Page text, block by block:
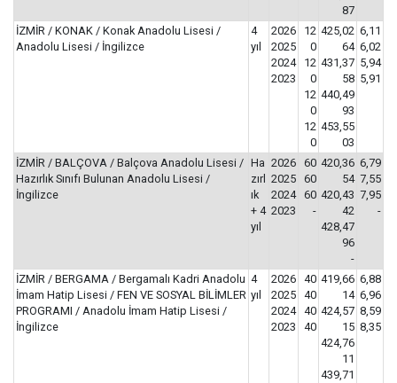
87
İZMİR / KONAK / Konak Anadolu Lisesi /
Anadolu Lisesi / İngilizce
4
yıl
2026
2025
2024
2023
12
0
12
0
12
0
12
0
425,02
64
431,37
58
440,49
93
453,55
03
6,11
6,02
5,94
5,91
İZMİR / BALÇOVA / Balçova Anadolu Lisesi /
Hazırlık Sınıfı Bulunan Anadolu Lisesi /
İngilizce
Ha
zırl
ık
+ 4
yıl
2026
2025
2024
2023
60
60
60
-
420,36
54
420,43
42
428,47
96
-
6,79
7,55
7,95
-
İZMİR / BERGAMA / Bergamalı Kadri Anadolu
İmam Hatip Lisesi / FEN VE SOSYAL BİLİMLER
PROGRAMI / Anadolu İmam Hatip Lisesi /
İngilizce
4
yıl
2026
2025
2024
2023
40
40
40
40
419,66
14
424,57
15
424,76
11
439,71
6,88
6,96
8,59
8,35